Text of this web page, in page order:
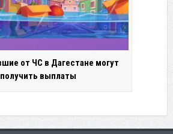
от ЧС в Дагестане могут
получить выплаты